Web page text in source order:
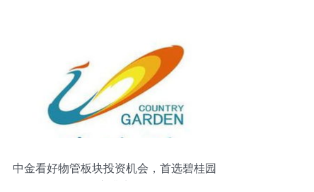
中金看好物管板块投资机会，首选碧桂园